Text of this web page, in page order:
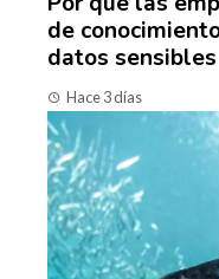
de
datos sensibles
Hace 3 días